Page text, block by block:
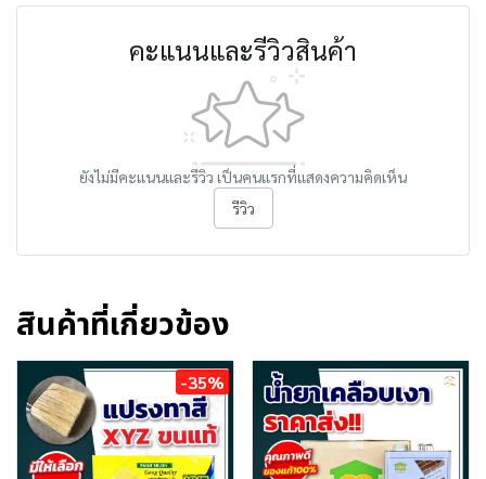
คะแนนและรีวิวสินค้า
ยังไม่มีคะแนนและรีวิว เป็นคนแรกที่แสดงความคิดเห็น
รีวิว
สินค้าที่เกี่ยวข้อง
-35%